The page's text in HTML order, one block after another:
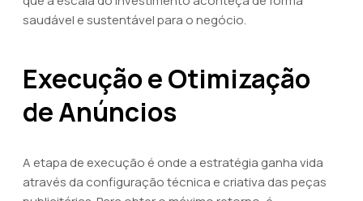
saudável e sustentável para o negócio.
Execução e Otimização
de Anúncios
A etapa de execução é onde a estratégia ganha vida
através da configuração técnica e criativa das peças